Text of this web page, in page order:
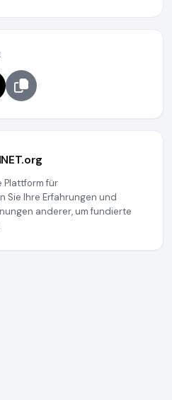
Plattform für
Sie Ihre Erfahrungen und
anderer, um fundierte